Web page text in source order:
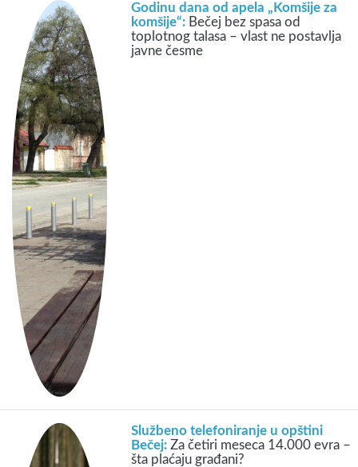
Godinu dana od apela „Komšije za
komšije“: Bečej bez spasa od
toplotnog talasa – vlast ne postavlja
javne česme
Službeno telefoniranje u opštini
Bečej:Za četiri meseca 14.000 evra –
šta plaćaju građani?